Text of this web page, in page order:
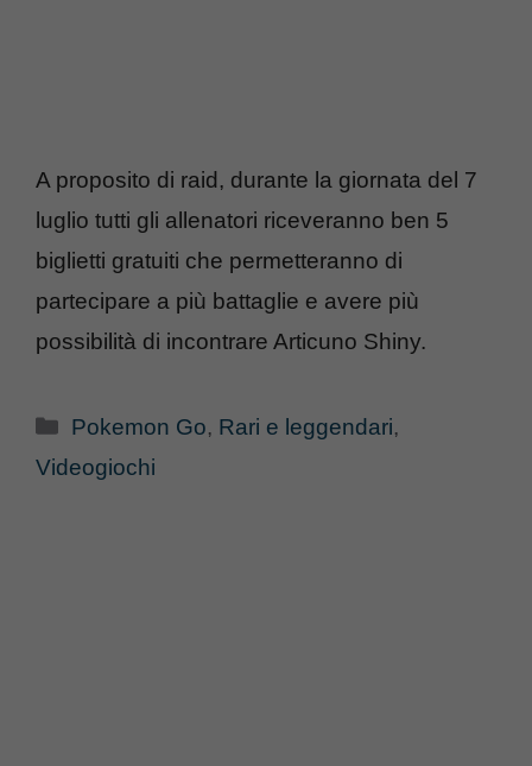
A proposito di raid, durante la giornata del 7
luglio tutti gli allenatori riceveranno ben 5
biglietti gratuiti che permetteranno di
partecipare a più battaglie e avere più
possibilità di incontrare Articuno Shiny.
Categorie
Pokemon Go, Rari e leggendari,
Videogiochi